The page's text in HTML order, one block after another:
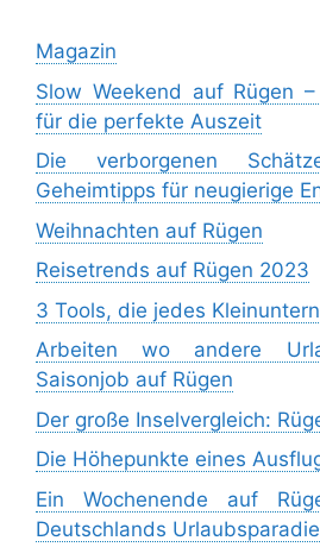
Magazin
Slow Weekend auf Rügen
für die perfekte Auszeit
Die verborgenen
Geheimtipps für neugierige
Weihnachten auf Rügen
Reisetrends auf Rügen 2023
3 Tools, die jedes
Arbeiten wo andere
Saisonjob auf Rügen
Der große Inselvergleich:
Die Höhepunkte eines
Ein Wochenende auf
Deutschlands